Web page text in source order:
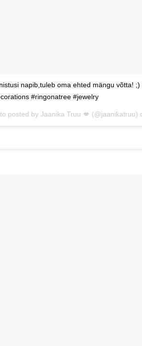
napib,tuleb oma ehted mängu võtta!
#ringonatree #jewelry
posted by Jaanika Truu 💋 (@jaanikatruu)